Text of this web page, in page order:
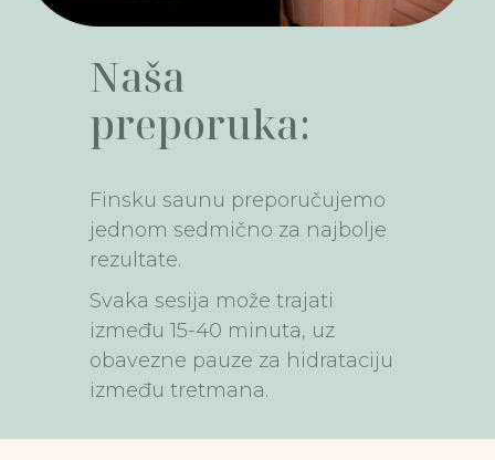
Naša
preporuka:
Finsku saunu preporučujemo
jednom sedmično za najbolje
rezultate.
Svaka sesija može trajati
između 15-40 minuta, uz
obavezne pauze za hidrataciju
između tretmana.